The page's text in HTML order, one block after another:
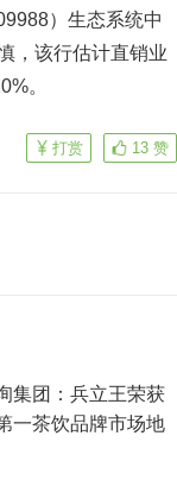
09988）生态系统中
，该行估计直销业
。
13 赞
打赏